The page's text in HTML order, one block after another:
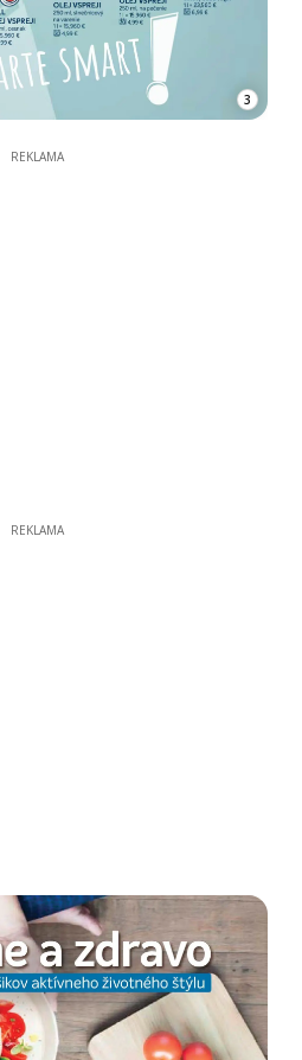
3
REKLAMA
REKLAMA